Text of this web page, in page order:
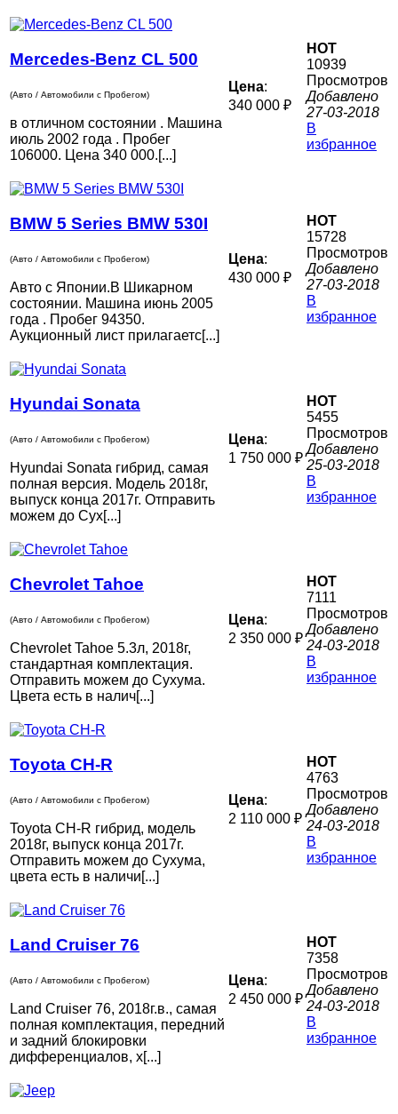
Mercedes-Benz CL 500
(Авто / Автомобили с Пробегом)
в отличном состоянии . Машина
июль 2002 года . Пробег
106000. Цена 340 000.[...]
Цена:
340 000 ₽
HOT
10939
Просмотров
Добавлено
27-03-2018
В
избранное
BMW 5 Series BMW 530I
(Авто / Автомобили с Пробегом)
Авто с Японии.B Шикарном
состоянии. Машина июнь 2005
года . Пробег 94350.
Аукционный лист прилагаетс[...]
Цена:
430 000 ₽
HOT
15728
Просмотров
Добавлено
27-03-2018
В
избранное
Hyundai Sonata
(Авто / Автомобили с Пробегом)
Hyundai Sonata гибрид, самая
полная версия. Модель 2018г,
выпуск конца 2017г. Отправить
можем до Сух[...]
Цена:
1 750 000 ₽
HOT
5455
Просмотров
Добавлено
25-03-2018
В
избранное
Chevrolet Tahoe
(Авто / Автомобили с Пробегом)
Chevrolet Tahoe 5.3л, 2018г,
стандартная комплектация.
Отправить можем до Сухума.
Цвета есть в налич[...]
Цена:
2 350 000 ₽
HOT
7111
Просмотров
Добавлено
24-03-2018
В
избранное
Toyota CH-R
(Авто / Автомобили с Пробегом)
Toyota CH-R гибрид, модель
2018г, выпуск конца 2017г.
Отправить можем до Сухума,
цвета есть в наличи[...]
Цена:
2 110 000 ₽
HOT
4763
Просмотров
Добавлено
24-03-2018
В
избранное
Land Cruiser 76
(Авто / Автомобили с Пробегом)
Land Cruiser 76, 2018г.в., самая
полная комплектация, передний
и задний блокировки
дифференциалов, х[...]
Цена:
2 450 000 ₽
HOT
7358
Просмотров
Добавлено
24-03-2018
В
избранное